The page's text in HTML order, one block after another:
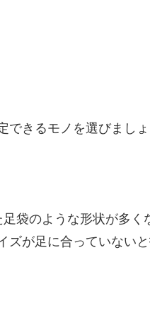
できるモノを選びましょ
袋のような形状が多く
ズが足に合っていない